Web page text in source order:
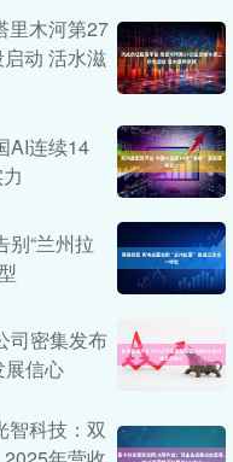
里木河第27
动 活水滋
AI连续14
别“兰州拉
司密集发布
展信心
智科技：双